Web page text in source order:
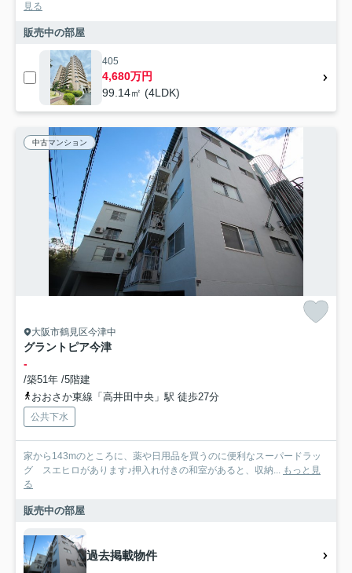
見る
販売中の部屋
405
4,680万円
99.14㎡ (4LDK)
中古マンション
大阪市鶴見区今津中
グラントピア今津
-
/築51年 /5階建
おおさか東線「高井田中央」駅 徒歩27分
公共下水
家から143mのところに、薬や日用品を買うのに便利なスーパードラッ
グ スエヒロがあります♪押入れ付きの和室があると、収納... もっと見
る
販売中の部屋
過去掲載物件